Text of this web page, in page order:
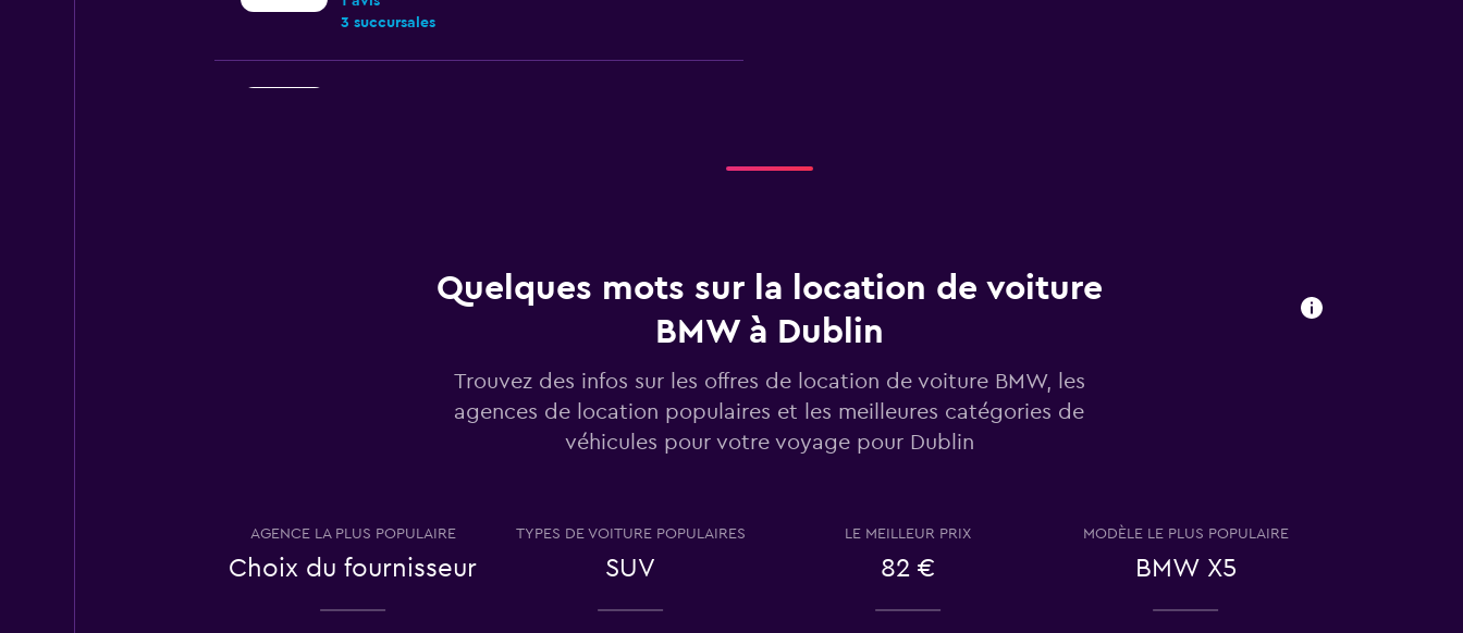
3 succursales
Correct Voir les prix
3 succursales
Quelques mots sur la location de voiture
BMW à Dublin
Trouvez des infos sur les offres de location de voiture BMW, les
agences de location populaires et les meilleures catégories de
véhicules pour votre voyage pour Dublin
AGENCE LA PLUS POPULAIRE
Choix du fournisseur
TYPES DE VOITURE POPULAIRES
SUV
LE MEILLEUR PRIX
82 €
MODÈLE LE PLUS POPULAIRE
BMW X5